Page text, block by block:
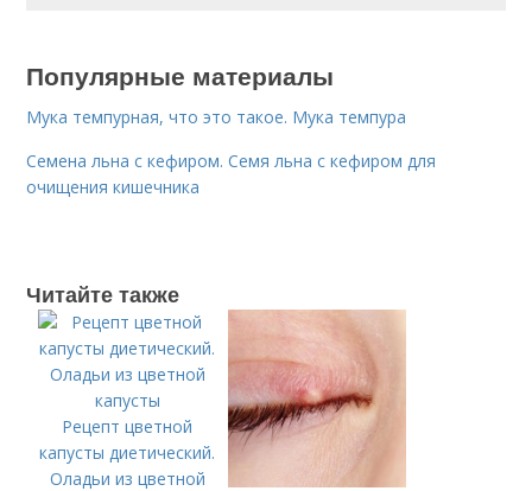
Популярные материалы
Мука темпурная, что это такое. Мука темпура
Семена льна с кефиром. Семя льна с кефиром для
очищения кишечника
Читайте также
Рецепт цветной
капусты диетический.
Оладьи из цветной